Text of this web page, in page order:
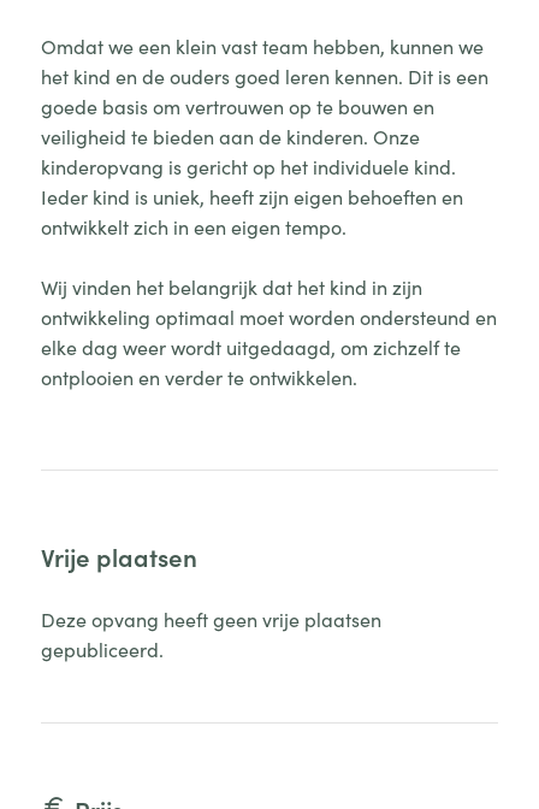
Omdat we een klein vast team hebben, kunnen we
het kind en de ouders goed leren kennen. Dit is een
goede basis om vertrouwen op te bouwen en
veiligheid te bieden aan de kinderen. Onze
kinderopvang is gericht op het individuele kind.
Ieder kind is uniek, heeft zijn eigen behoeften en
ontwikkelt zich in een eigen tempo.
Wij vinden het belangrijk dat het kind in zijn
ontwikkeling optimaal moet worden ondersteund en
elke dag weer wordt uitgedaagd, om zichzelf te
ontplooien en verder te ontwikkelen.
Vrije plaatsen
Deze opvang heeft geen vrije plaatsen
gepubliceerd.